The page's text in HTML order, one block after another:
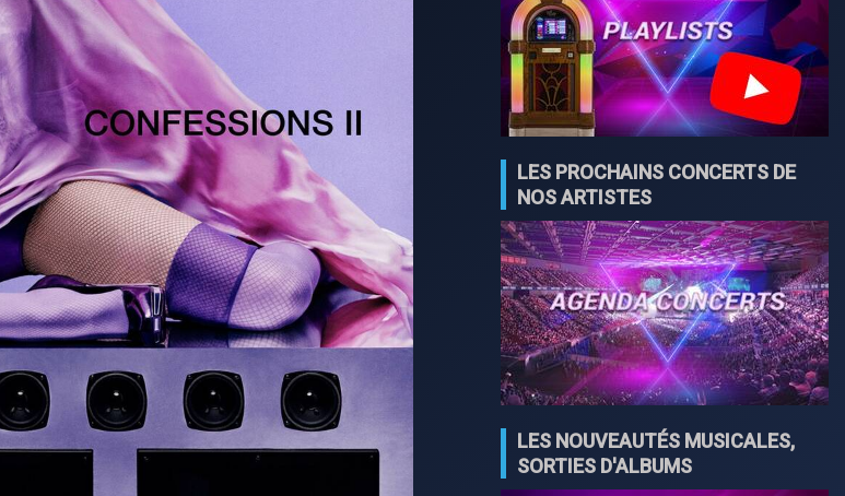
LES PROCHAINS CONCERTS DE
NOS ARTISTES
LES NOUVEAUTÉS MUSICALES,
SORTIES D'ALBUMS